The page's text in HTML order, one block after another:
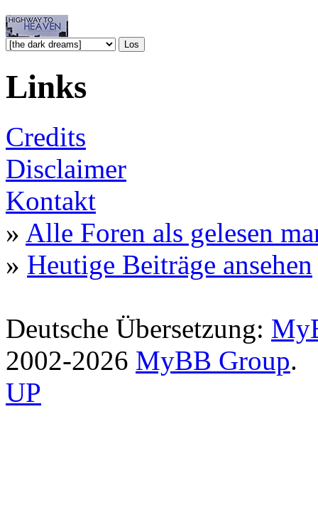
Links
Credits
Disclaimer
Kontakt
» Alle Foren als gelesen
» Heutige Beiträge ansehen
Deutsche Übersetzung:
2002-2026 MyBB Group.
UP